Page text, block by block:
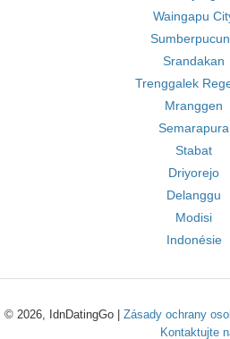
Waingapu
Srandakan
Trenggalek
Mranggen
Semarapura
Stabat
Driyorejo
Delanggu
Modisi
Indonésie
© 2026, IdnDatingGo | Zásady ochrany
Kontaktujte